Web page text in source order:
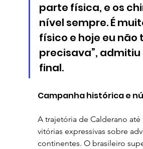
parte física, e os
nível sempre. É
físico e hoje eu não
precisava”,
final.
Campanha histórica e
A trajetória de Calderano
vitórias expressivas sobre
continentes. O brasileiro